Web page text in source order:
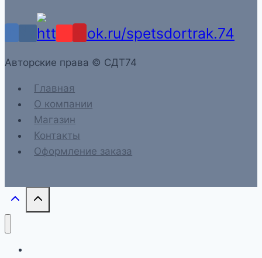
Aвторские права © СДТ74
Главная
О компании
Магазин
Контакты
Оформление заказа